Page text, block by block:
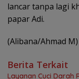
lancar tanpa lagi
papar Adi.
(Alibana/Ahmad M)
Berita Terkait
Layanan Cuci Darah